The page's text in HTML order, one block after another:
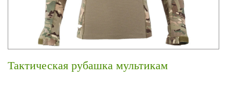
Тактическая рубашка мультикам